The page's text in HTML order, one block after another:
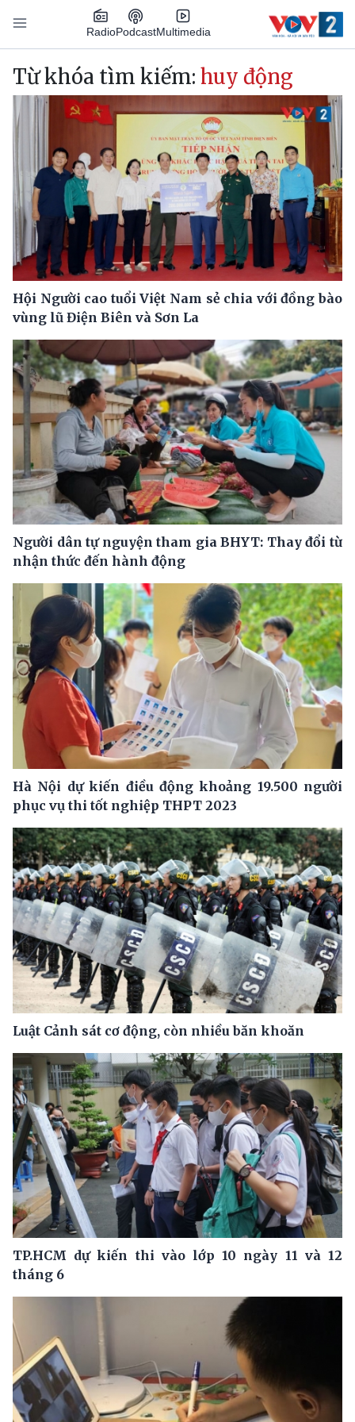
Nhảy đến nội dung
RadioPodcastMultimedia
Main navigation
Từ khóa tìm kiếm: huy động
Hội Người cao tuổi Việt Nam sẻ chia với đồng bào
vùng lũ Điện Biên và Sơn La
Người dân tự nguyện tham gia BHYT: Thay đổi từ
nhận thức đến hành động
Hà Nội dự kiến điều động khoảng 19.500 người
phục vụ thi tốt nghiệp THPT 2023
Luật Cảnh sát cơ động, còn nhiều băn khoăn
TP.HCM dự kiến thi vào lớp 10 ngày 11 và 12
tháng 6